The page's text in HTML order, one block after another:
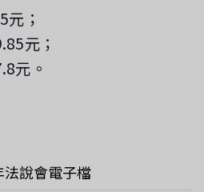
元；
元；
元。
法說會電子檔